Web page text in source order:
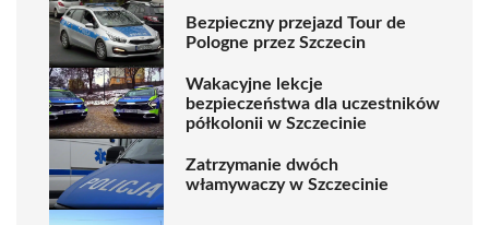
Bezpieczny przejazd Tour de
Pologne przez Szczecin
Wakacyjne lekcje
bezpieczeństwa dla uczestników
półkolonii w Szczecinie
Zatrzymanie dwóch
włamywaczy w Szczecinie